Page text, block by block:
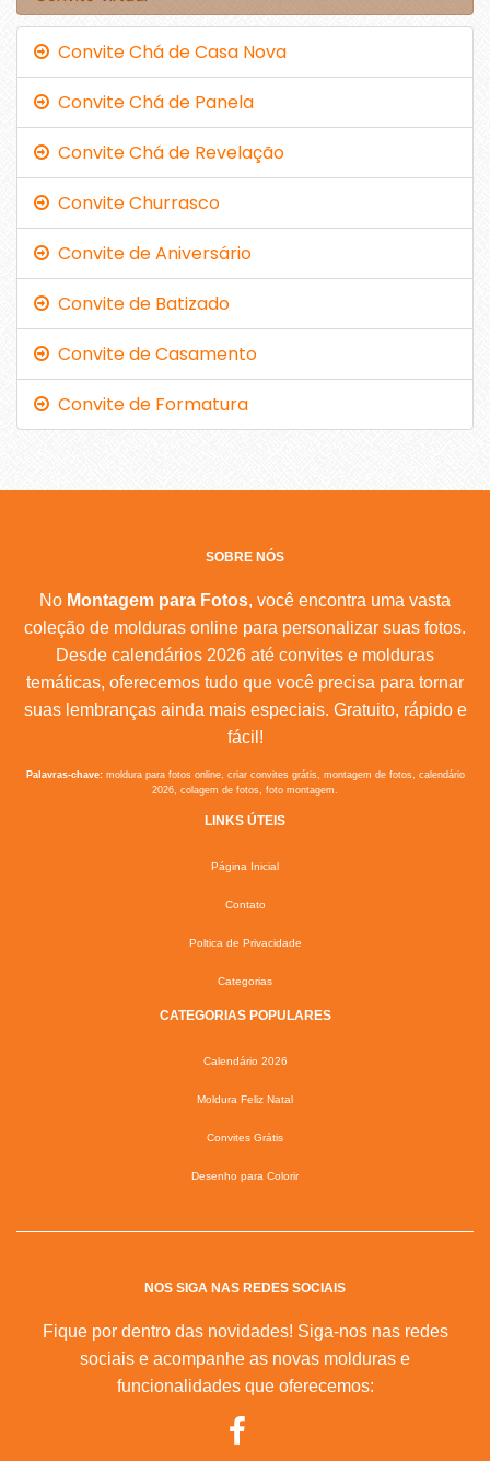
Convite Chá de Casa Nova
Convite Chá de Panela
Convite Chá de Revelação
Convite Churrasco
Convite de Aniversário
Convite de Batizado
Convite de Casamento
Convite de Formatura
SOBRE NÓS
No Montagem para Fotos, você encontra uma vasta
coleção de molduras online para personalizar suas fotos.
Desde calendários 2026 até convites e molduras
temáticas, oferecemos tudo que você precisa para tornar
suas lembranças ainda mais especiais. Gratuito, rápido e
fácil!
Palavras-chave:moldura para fotos online, criar convites grátis, montagem de fotos, calendário
2026, colagem de fotos, foto montagem.
LINKS ÚTEIS
Página Inicial
Contato
Poltica de Privacidade
Categorias
CATEGORIAS POPULARES
Calendário 2026
Moldura Feliz Natal
Convites Grátis
Desenho para Colorir
NOS SIGA NAS REDES SOCIAIS
Fique por dentro das novidades! Siga-nos nas redes
sociais e acompanhe as novas molduras e
funcionalidades que oferecemos: